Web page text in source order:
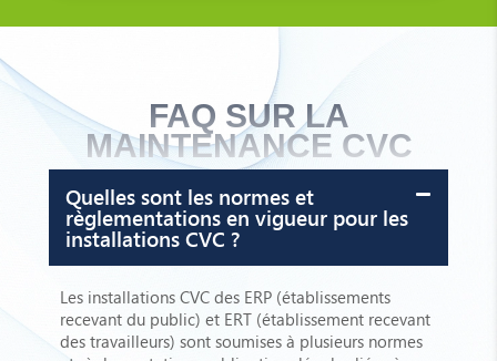
FAQ SUR LA
MAINTENANCE CVC
Quelles sont les normes et
règlementations en vigueur pour les
installations CVC ?
Les installations CVC des ERP (établissements
recevant du public) et ERT (établissement recevant
des travailleurs) sont soumises à plusieurs normes